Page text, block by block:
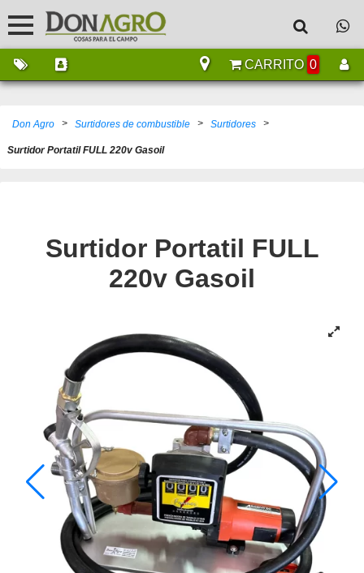
CARRITO 0
Don Agro > Surtidores de combustible > Surtidores >
Surtidor Portatil FULL 220v Gasoil
Surtidor Portatil FULL
220v Gasoil